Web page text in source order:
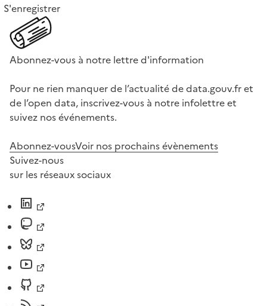
S'enregistrer
Abonnez-vous à notre lettre d'information
Pour ne rien manquer de l’actualité de data.gouv.fr et
de l’open data, inscrivez-vous à notre infolettre et
suivez nos événements.
Abonnez-vousVoir nos prochains évènements
Suivez-nous
sur les réseaux sociaux